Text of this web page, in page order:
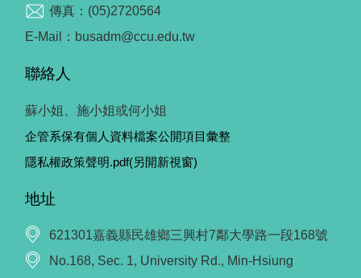
傳真：(05)2720564
E-Mail：busadm@ccu.edu.tw
聯絡人
蘇小姐、施小姐或何小姐
企管系保有個人資料檔案公開項目彙整
隱私權政策聲明.pdf(另開新視窗)
地址
621301嘉義縣民雄鄉三興村7鄰大學路一段168號
No.168, Sec. 1, University Rd., Min-Hsiung